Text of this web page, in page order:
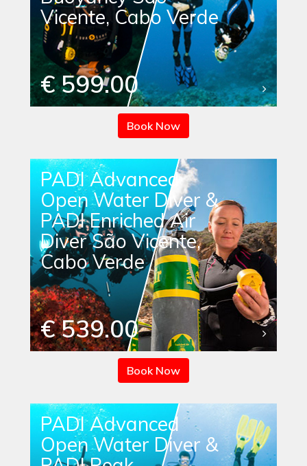
Vicente, Cabo Verde
€ 599.00
Book Now
PADI Advanced
Open Water Diver &
PADI Enriched Air
Diver São Vicente,
Cabo Verde
€ 539.00
Book Now
PADI Advanced
Open Water Diver &